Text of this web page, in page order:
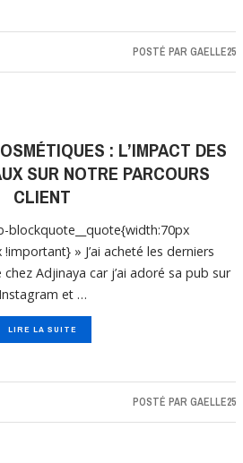
POSTÉ PAR GAELLE25
: L’IMPACT DES
SUR NOTRE PARCOURS
CLIENT
blockquote__quote{width:70px
» J’ai acheté les derniers
Adjinaya car j’ai adoré sa pub sur
Instagram et …
LIRE LA SUITE
POSTÉ PAR GAELLE25